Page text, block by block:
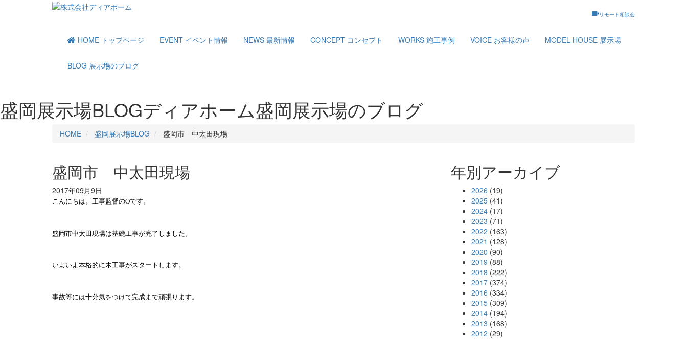
リモート相談会
HOME トップページ EVENT イベント情報 NEWS 最新情報 CONCEPT コンセプト WORKS 施工事例 VOICE お客様の声 MODEL HOUSE 展示場
BLOG 展示場のブログ
盛岡展示場BLOGディアホーム盛岡展示場のブログ
HOME 盛岡展示場BLOG 盛岡市 中太田現場
盛岡市 中太田現場
2017年09月9日
こんにちは。工事監督のOです。
盛岡市中太田現場は基礎工事が完了しました。
いよいよ本格的に木工事がスタートします。
事故等には十分気をつけて完成まで頑張ります。
年別アーカイブ
2026 (19)
2025 (41)
2024 (17)
2023 (71)
2022 (163)
2021 (128)
2020 (90)
2019 (88)
2018 (222)
2017 (374)
2016 (334)
2015 (309)
2014 (194)
2013 (168)
2012 (29)